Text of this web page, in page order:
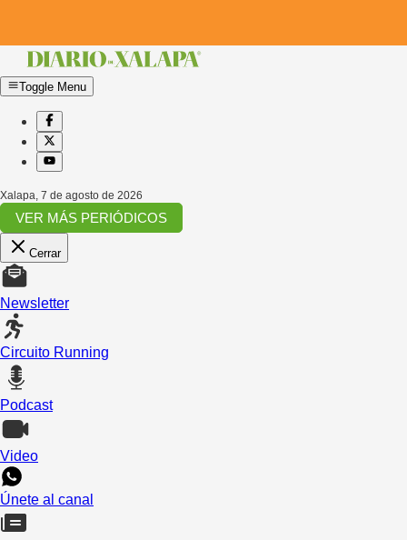
Toggle Menu
Xalapa, 7 de agosto de 2026
VER MÁS PERIÓDICOS
Cerrar
Newsletter
Circuito Running
Podcast
Video
Únete al canal